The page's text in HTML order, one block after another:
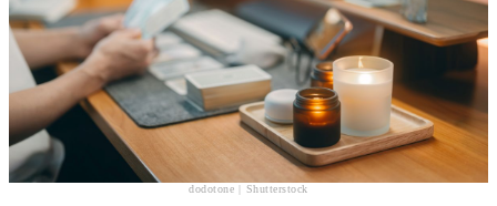
dodotone | Shutterstock